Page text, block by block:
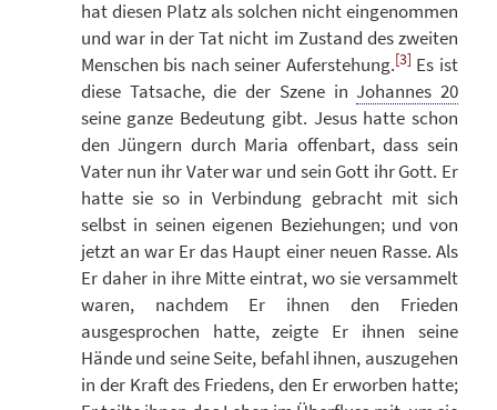
hat diesen Platz als solchen nicht eingenommen
und war in der Tat nicht im Zustand des zweiten
Menschen bis nach seiner Auferstehung.[3] Es ist
diese Tatsache, die der Szene inJohannes 20
seine ganze Bedeutung gibt. Jesus hatte schon
den Jüngern durch Maria offenbart, dass sein
Vater nun ihr Vater war und sein Gott ihr Gott. Er
hatte sie so in Verbindung gebracht mit sich
selbst in seinen eigenen Beziehungen; und von
jetzt an war Er das Haupt einer neuen Rasse. Als
Er daher in ihre Mitte eintrat, wo sie versammelt
waren, nachdem Er ihnen den Frieden
ausgesprochen hatte, zeigte Er ihnen seine
Hände und seine Seite, befahl ihnen, auszugehen
in der Kraft des Friedens, den Er erworben hatte;